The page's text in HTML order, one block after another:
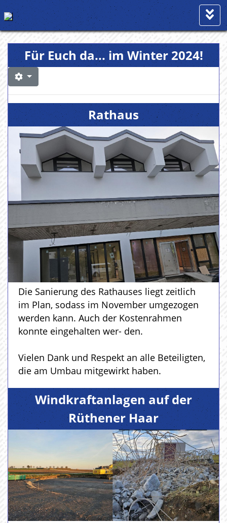
Für Euch da... im Winter 2024!
Rathaus
Die Sanierung des Rathauses liegt zeitlich
im Plan, sodass im November umgezogen
werden kann. Auch der Kostenrahmen
konnte eingehalten wer- den.
Vielen Dank und Respekt an alle Beteiligten,
die am Umbau mitgewirkt haben.
Windkraftanlagen auf der
Rüthener Haar